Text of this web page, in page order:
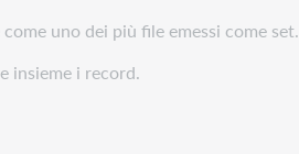
uno dei più file emessi come set.
insieme i record.